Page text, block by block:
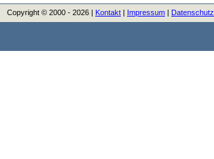
Copyright © 2000 - 2026 | Kontakt | Impressum | Datenschutz